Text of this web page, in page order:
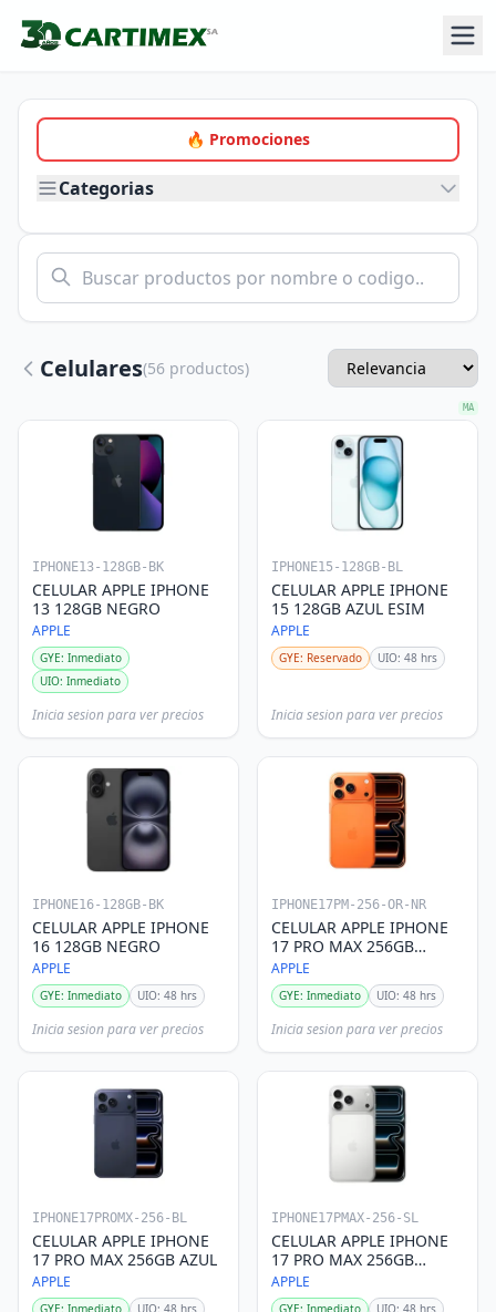
🔥 Promociones
Categorias
Celulares(56 productos)
MA
IPHONE13-128GB-BK
CELULAR APPLE IPHONE
13 128GB NEGRO
APPLE
GYE: Inmediato
UIO: Inmediato
Inicia sesion para ver precios
IPHONE15-128GB-BL
CELULAR APPLE IPHONE
15 128GB AZUL ESIM
APPLE
GYE: Reservado UIO: 48 hrs
Inicia sesion para ver precios
IPHONE16-128GB-BK
CELULAR APPLE IPHONE
16 128GB NEGRO
APPLE
GYE: Inmediato UIO: 48 hrs
Inicia sesion para ver precios
IPHONE17PM-256-OR-NR
CELULAR APPLE IPHONE
17 PRO MAX 256GB
ANARANJADO
APPLE
GYE: Inmediato UIO: 48 hrs
Inicia sesion para ver precios
IPHONE17PROMX-256-BL
CELULAR APPLE IPHONE
17 PRO MAX 256GB AZUL
APPLE
IPHONE17PMAX-256-SL
CELULAR APPLE IPHONE
17 PRO MAX 256GB
SILVER ESIM
APPLE